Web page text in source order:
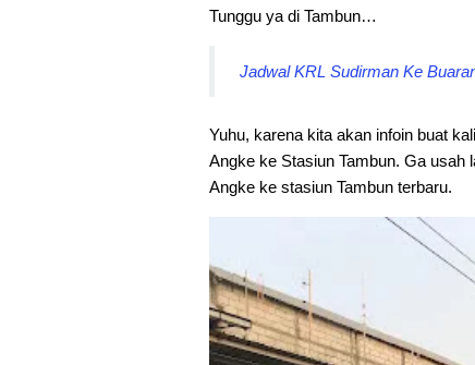
Tunggu ya di Tambun…
Jadwal KRL Sudirman Ke
Yuhu, karena kita akan infoin buat
Angke ke Stasiun Tambun. Ga usah
Angke ke stasiun Tambun terbaru.